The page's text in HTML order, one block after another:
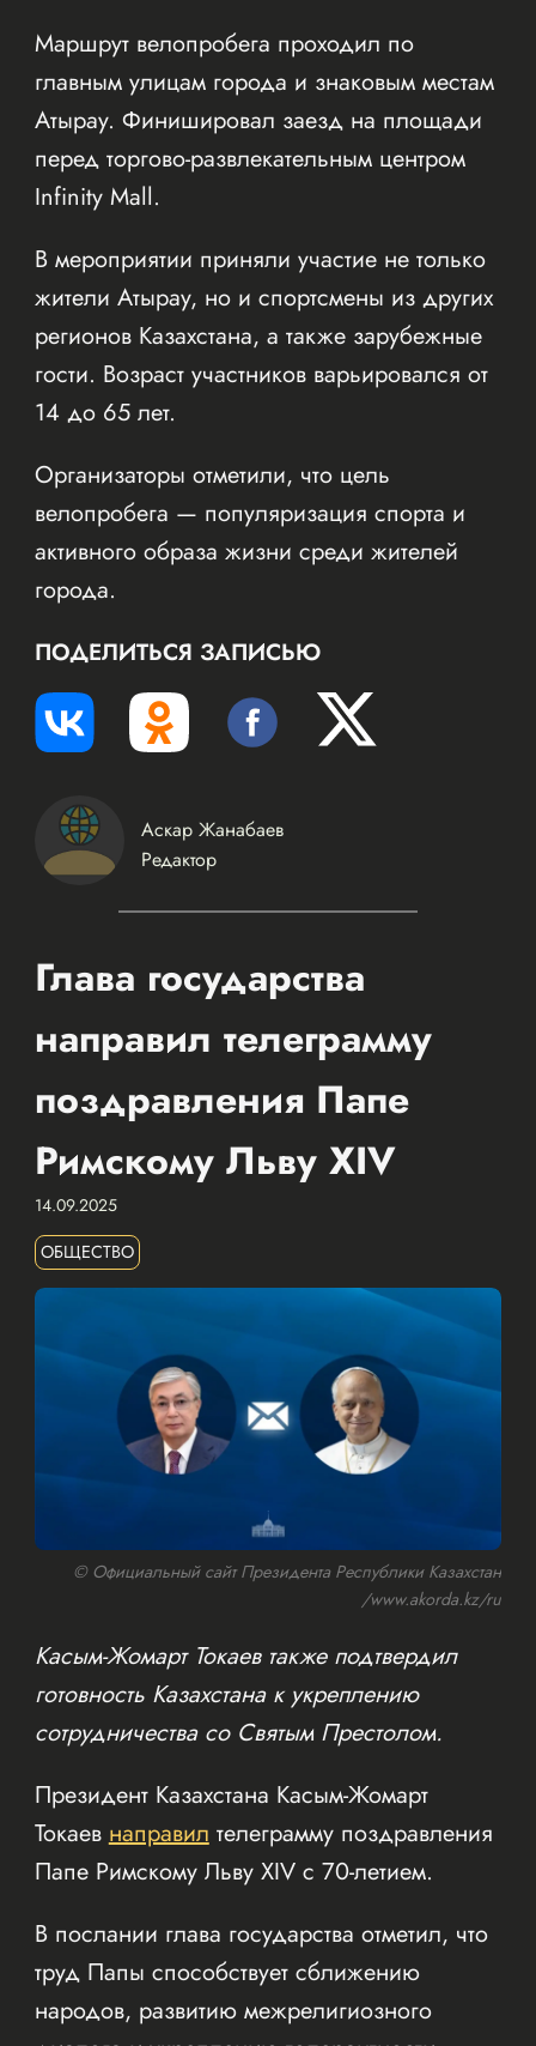
Маршрут велопробега проходил по
главным улицам города и знаковым местам
Атырау. Финишировал заезд на площади
перед торгово-развлекательным центром
Infinity Mall.
В мероприятии приняли участие не только
жители Атырау, но и спортсмены из других
регионов Казахстана, а также зарубежные
гости. Возраст участников варьировался от
14 до 65 лет.
Организаторы отметили, что цель
велопробега — популяризация спорта и
активного образа жизни среди жителей
города.
ПОДЕЛИТЬСЯ ЗАПИСЬЮ
Аскар Жанабаев
Редактор
Глава государства
направил телеграмму
поздравления Папе
Римскому Льву XIV
14.09.2025
ОБЩЕСТВО
© Официальный сайт Президента Республики Казахстан
/www.akorda.kz/ru
Касым-Жомарт Токаев также подтвердил
готовность Казахстана к укреплению
сотрудничества со Святым Престолом.
Президент Казахстана Касым-Жомарт
Токаевнаправилтелеграмму поздравления
Папе Римскому Льву XIV с 70-летием.
В послании глава государства отметил, что
труд Папы способствует сближению
народов, развитию межрелигиозного